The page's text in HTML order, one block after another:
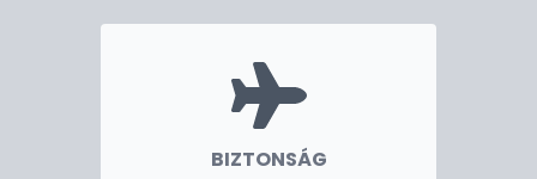
Amennyiben további tájékoztatásra van szüksége,
szívesen állunk a rendelkezésére.
BIZTONSÁG